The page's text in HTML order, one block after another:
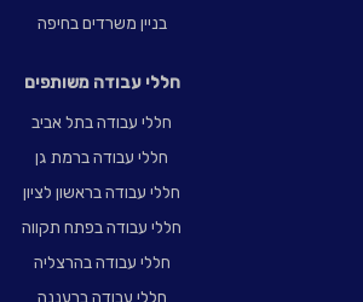
בניין משרדים בחיפה
חללי עבודה משותפים
חללי עבודה בתל אביב
חללי עבודה ברמת גן
חללי עבודה בראשון לציון
חללי עבודה בפתח תקווה
חללי עבודה בהרצליה
חללי עבודה ברעננה